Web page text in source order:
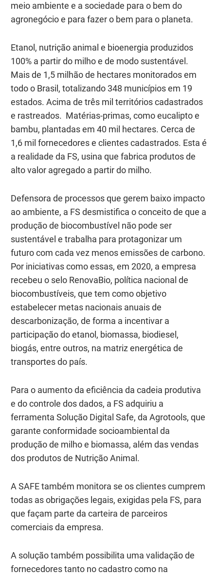
meio ambiente e a sociedade para o bem do
agronegócio e para fazer o bem para o planeta.
Etanol, nutrição animal e bioenergia produzidos
100% a partir do milho e de modo sustentável.
Mais de 1,5 milhão de hectares monitorados em
todo o Brasil, totalizando 348 municípios em 19
estados. Acima de três mil territórios cadastrados
e rastreados. Matérias-primas, como eucalipto e
bambu, plantadas em 40 mil hectares. Cerca de
1,6 mil fornecedores e clientes cadastrados. Esta é
a realidade da FS, usina que fabrica produtos de
alto valor agregado a partir do milho.
Defensora de processos que gerem baixo impacto
ao ambiente, a FS desmistifica o conceito de que a
produção de biocombustível não pode ser
sustentável e trabalha para protagonizar um
futuro com cada vez menos emissões de carbono.
Por iniciativas como essas, em 2020, a empresa
recebeu o selo RenovaBio, política nacional de
biocombustíveis, que tem como objetivo
estabelecer metas nacionais anuais de
descarbonização, de forma a incentivar a
participação do etanol, biomassa, biodiesel,
biogás, entre outros, na matriz energética de
transportes do país.
Para o aumento da eficiência da cadeia produtiva
e do controle dos dados, a FS adquiriu a
ferramenta Solução Digital Safe, da Agrotools, que
garante conformidade socioambiental da
produção de milho e biomassa, além das vendas
dos produtos de Nutrição Animal.
A SAFE também monitora se os clientes cumprem
todas as obrigações legais, exigidas pela FS, para
que façam parte da carteira de parceiros
comerciais da empresa.
A solução também possibilita uma validação de
fornecedores tanto no cadastro como na